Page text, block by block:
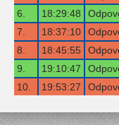
6.
18:29:48
7.
18:37:10
8.
18:45:55
9.
19:10:47
10.
19:53:27